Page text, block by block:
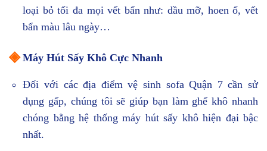
loại bỏ tối đa mọi vết bẩn như: dầu mỡ, hoen ố, vết
bẩn màu lâu ngày…
◈Máy Hút Sấy Khô Cực Nhanh
Đối với các địa điểm vệ sinh sofa Quận 7 cần sử
dụng gấp, chúng tôi sẽ giúp bạn làm ghế khô nhanh
chóng bằng hệ thống máy hút sấy khô hiện đại bậc
nhất.